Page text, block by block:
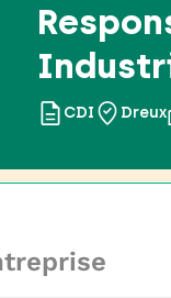
CDI Dreux